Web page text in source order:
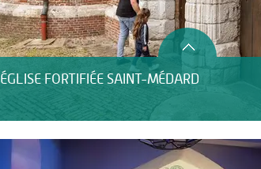
ÉGLISE FORTIFIÉE SAINT-MÉDARD